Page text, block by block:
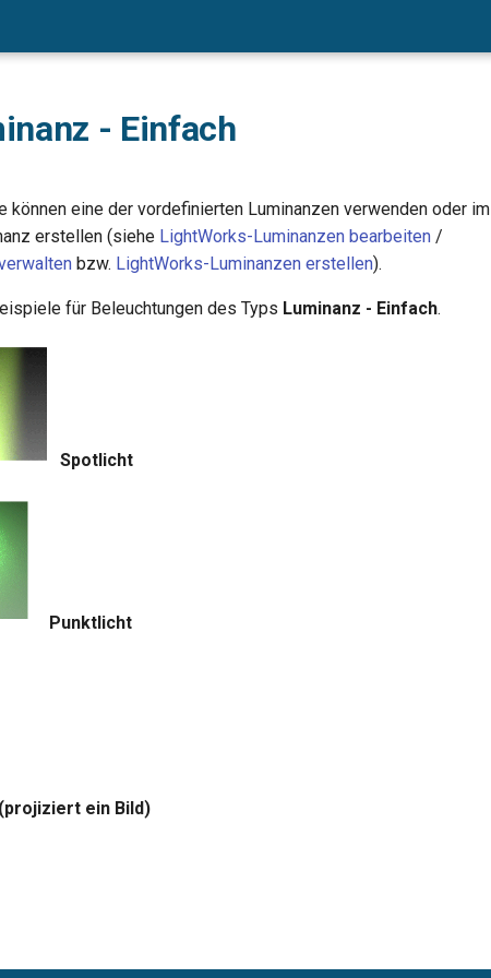
- Einfach
können eine der vordefinierten Luminanzen verwenden oder im
erstellen (siehe LightWorks-Luminanzen bearbeiten /
bzw. LightWorks-Luminanzen erstellen).
für Beleuchtungen des Typs Luminanz - Einfach.
Spotlicht
Punktlicht
ein Bild)